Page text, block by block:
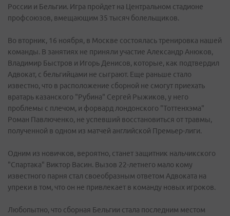
России и Бельгии. Игра пройдет на Центральном стадионе
профсоюзов, вмещающим 35 тысяч болельщиков.
Во вторник, 16 ноября, в Москве состоялась тренировка нашей
команды. В занятиях не приняли участие Александр Анюков,
Владимир Быстров и Игорь Денисов, которые, как подтвердил
Адвокат, с бельгийцами не сыграют. Еще раньше стало
известно, что в расположение сборной не смогут приехать
вратарь казанского "Рубина" Сергей Рыжиков, у него
проблемы с плечом, и форвард лондонского "Тоттенхэма"
Роман Павлюченко, не успевший восстановиться от травмы,
полученной в одном из матчей английской Премьер-лиги.
Одним из новичков, вероятно, станет защитник нальчикского
"Спартака" Виктор Васин. Вызов 22-летнего мало кому
известного парня стал своеобразным ответом Адвоката на
упреки в том, что он не привлекает в команду новых игроков.
Любопытно, что сборная Бельгии стала последним местом